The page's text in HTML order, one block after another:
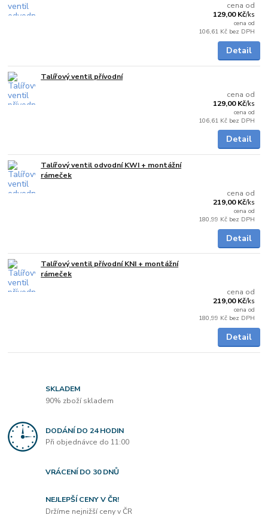
cena od
129,00 Kč/ks
cena od
106,61 Kč bez DPH
Detail
Talířový ventil přívodní
cena od
129,00 Kč/ks
cena od
106,61 Kč bez DPH
Detail
Talířový ventil odvodní KWI + montážní
rámeček
cena od
219,00 Kč/ks
cena od
180,99 Kč bez DPH
Detail
Talířový ventil přívodní KNI + montážní
rámeček
cena od
219,00 Kč/ks
cena od
180,99 Kč bez DPH
Detail
SKLADEM
90% zboží skladem
DODÁNÍ DO 24 HODIN
Při objednávce do 11:00
VRÁCENÍ DO 30 DNŮ
NEJLEPŠÍ CENY V ČR!
Držíme nejnižší ceny v ČR